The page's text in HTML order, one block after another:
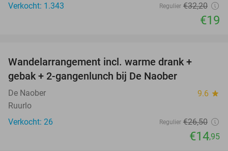
Verkocht: 1.343
Regulier €32,20
€19
Wandelarrangement incl. warme drank +
gebak + 2-gangenlunch bij De Naober
De Naober 9.6 star
Ruurlo
Verkocht: 26
Regulier €26,50
€14,95